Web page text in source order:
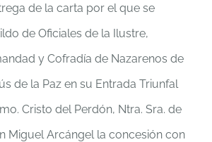
de la carta por el que se
de Oficiales de la Ilustre,
y Cofradía de Nazarenos de
de la Paz en su Entrada Triunfal
Cristo del Perdón, Ntra. Sra. de
Miguel Arcángel la concesión con